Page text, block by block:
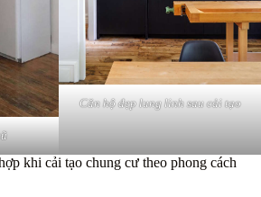
Căn hộ đẹp lung linh sau cải tạo
khi cải tạo chung cư theo phong cách